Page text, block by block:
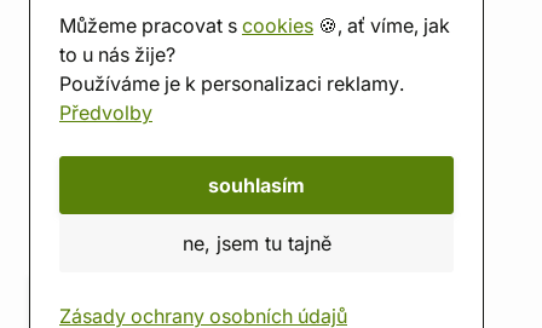
Můžeme pracovat s cookies 🍪, ať víme, jak
to u nás žije?
Používáme je k personalizaci reklamy.
Předvolby
souhlasím
ne, jsem tu tajně
Zásady ochrany osobních údajů
Prodejna
Herna
O nás
Hodnocení obchodu